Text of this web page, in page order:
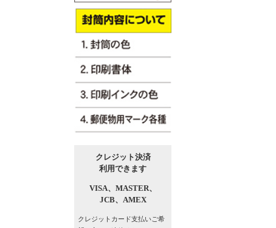
クレジット決済
利用できます
VISA、 MASTER、
JCB、 AMEX
クレジットカード支払いご希